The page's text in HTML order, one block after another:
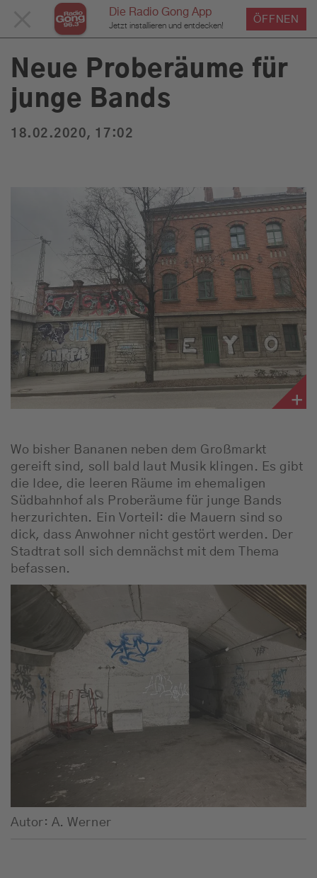
Die Radio Gong App
Jetzt installieren und entdecken!
ÖFFNEN
SCHLIESSEN
Service
Werbung
Musik
Du bist hier: Home Service News News Detailseite
Neue Proberäume für
junge Bands
18.02.2020, 17:02
Wo bisher Bananen neben dem Großmarkt
gereift sind, soll bald laut Musik klingen. Es gibt
die Idee, die leeren Räume im ehemaligen
Südbahnhof als Proberäume für junge Bands
herzurichten. Ein Vorteil: die Mauern sind so
dick, dass Anwohner nicht gestört werden. Der
Stadtrat soll sich demnächst mit dem Thema
befassen.
Autor: A. Werner